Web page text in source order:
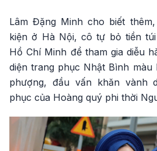
Lâm Đặng Minh cho biết
kiện ở Hà Nội, cô tự bỏ tiền
Hồ Chí Minh để tham gia diễu
diện trang phục Nhật Bình màu
phượng, đầu vấn khăn vành
phục của Hoàng quý phi thời